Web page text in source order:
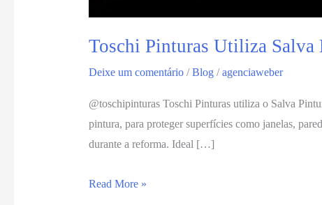
Toschi Pinturas Utiliza Salva
Deixe um comentário /Blog/agenciaweber
@toschipinturas Toschi Pinturas utiliza o Salva
pintura, para proteger superfícies como janelas,
durante a reforma. Ideal […]
Read More »